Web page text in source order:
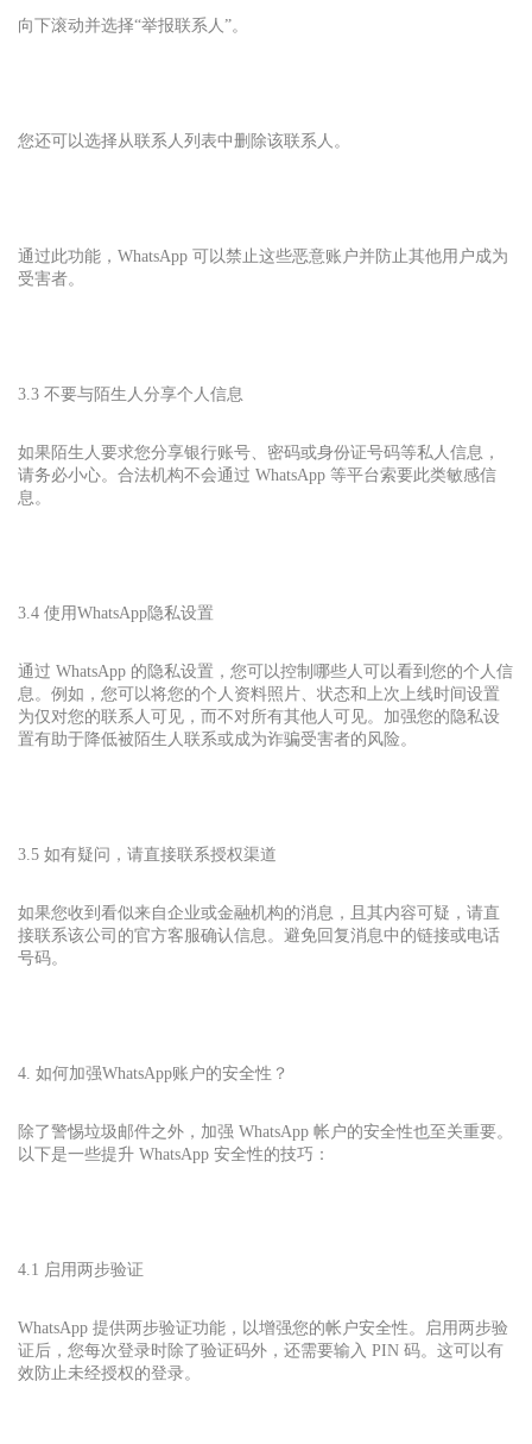
向下滚动并选择“举报联系人”。
您还可以选择从联系人列表中删除该联系人。
通过此功能，WhatsApp 可以禁止这些恶意账户并防止其他用户成为
受害者。
3.3 不要与陌生人分享个人信息
如果陌生人要求您分享银行账号、密码或身份证号码等私人信息，
请务必小心。合法机构不会通过 WhatsApp 等平台索要此类敏感信
息。
3.4 使用WhatsApp隐私设置
通过 WhatsApp 的隐私设置，您可以控制哪些人可以看到您的个人信
息。例如，您可以将您的个人资料照片、状态和上次上线时间设置
为仅对您的联系人可见，而不对所有其他人可见。加强您的隐私设
置有助于降低被陌生人联系或成为诈骗受害者的风险。
3.5 如有疑问，请直接联系授权渠道
如果您收到看似来自企业或金融机构的消息，且其内容可疑，请直
接联系该公司的官方客服确认信息。避免回复消息中的链接或电话
号码。
4. 如何加强WhatsApp账户的安全性？
除了警惕垃圾邮件之外，加强 WhatsApp 帐户的安全性也至关重要。
以下是一些提升 WhatsApp 安全性的技巧：
4.1 启用两步验证
WhatsApp 提供两步验证功能，以增强您的帐户安全性。启用两步验
证后，您每次登录时除了验证码外，还需要输入 PIN 码。这可以有
效防止未经授权的登录。